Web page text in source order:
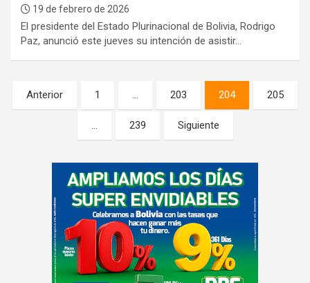
19 de febrero de 2026
El presidente del Estado Plurinacional de Bolivia, Rodrigo
Paz, anunció este jueves su intención de asistir…
Paginación
de
entradas
Anterior 1 … 203 204 205
… 239 Siguiente